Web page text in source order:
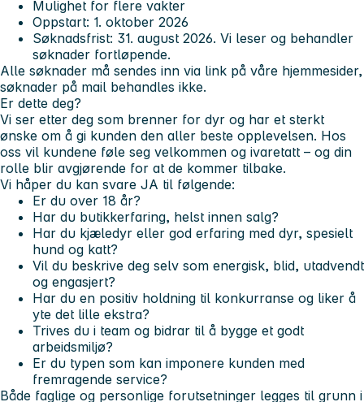
Mulighet for flere vakter
Oppstart: 1. oktober 2026
Søknadsfrist: 31. august 2026. Vi leser og behandler
søknader fortløpende.
Alle søknader må sendes inn via link på våre hjemmesider,
søknader på mail behandles ikke.
Er dette deg?
Vi ser etter deg som brenner for dyr og har et sterkt
ønske om å gi kunden den aller beste opplevelsen. Hos
oss vil kundene føle seg velkommen og ivaretatt – og din
rolle blir avgjørende for at de kommer tilbake.
Vi håper du kan svare JA til følgende:
Er du over 18 år?
Har du butikkerfaring, helst innen salg?
Har du kjæledyr eller god erfaring med dyr, spesielt
hund og katt?
Vil du beskrive deg selv som energisk, blid, utadvendt
og engasjert?
Har du en positiv holdning til konkurranse og liker å
yte det lille ekstra?
Trives du i team og bidrar til å bygge et godt
arbeidsmiljø?
Er du typen som kan imponere kunden med
fremragende service?
Både faglige og personlige forutsetninger legges til grunn i